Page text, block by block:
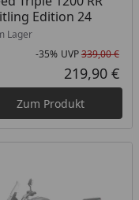
Preis
Edition 24
Lager
-35% UVP339,00 €
219,90 €
Zum Produkt